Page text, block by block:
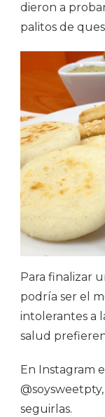
dieron a
palitos de
Para finalizar
podría ser el
intolerantes a
salud
En Instagram
seguirlas.